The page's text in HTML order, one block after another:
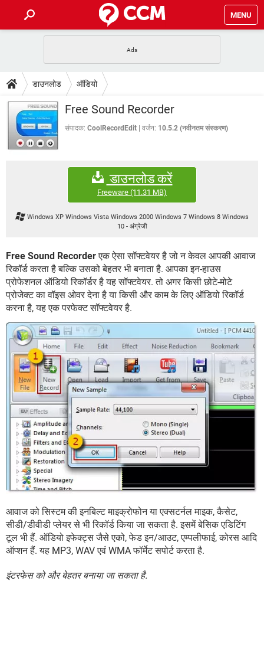
MENU
फोन पर अकाउंट बैलेंस चेक
WhatsApp Hack हो गया? Lucky Patcher यूज करें
टेक-स्पेशल
2020 के फ्री एंटीवायरस
बेस्ट फ्री ऑनलाइन गेम्स
डाउनलोड
Vidmate PUBG Mobile
WhatsRemoved+
FORUM
कंप्यूटर बस
डाउनलोड ऑडियो
Free Sound Recorder
संपादक: CoolRecordEdit वर्जन: 10.5.2 (नवीनतम संस्करण)
डाउनलोड करें
Freeware (11.31 MB)
Windows XP Windows Vista Windows 2000 Windows 7 Windows 8 Windows
10 - अंग्रेजी
Free Sound Recorderएक ऐसा सॉफ्टवेयर है जो न केवल आपकी आवाज
रिकॉर्ड करता है बल्कि उसको बेहतर भी बनाता है. आपका इन-हाउस
प्रोफेशनल ऑडियो रिकॉर्डर है यह सॉफ्टवेयर. तो अगर किसी छोटे-मोटे
प्रोजेक्ट का वॉइस ओवर देना है या किसी और काम के लिए ऑडियो रिकॉर्ड
करना है, यह एक परफेक्ट सॉफ्टवेयर है.
आवाज को सिस्टम की इनबिल्ट माइक्रोफोन या एक्सटर्नल माइक, कैसेट,
सीडी/डीवीडी प्लेयर से भी रिकॉर्ड किया जा सकता है. इसमें बेसिक एडिटिंग
टूल भी हैं. ऑडियो इफेक्ट्स जैसे एको, फेड इन/आउट, एम्पलीफाई, कोरस आदि
ऑप्शन हैं. यह MP3, WAV एवं WMA फॉर्मेट सपोर्ट करता है.
इंटरफेस को और बेहतर बनाया जा सकता है.